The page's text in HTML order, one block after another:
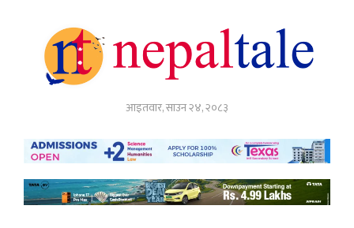
आइतवार, साउन २४, २०८३
अर्थ
नेपाल